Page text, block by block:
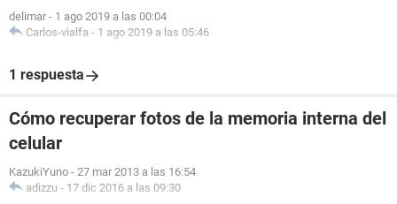
delimar - 1 ago 2019 a las 00:04
Carlos-vialfa - 1 ago 2019 a las 05:46
1 respuesta
Cómo recuperar fotos de la memoria interna del
celular
KazukiYuno - 27 mar 2013 a las 16:54
adizzu - 17 dic 2016 a las 09:30